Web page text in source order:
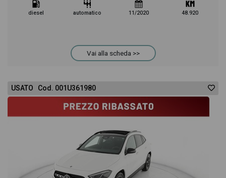
diesel automatico 11/2020 48.920
Vai alla scheda >>
USATO Cod. 001U361980